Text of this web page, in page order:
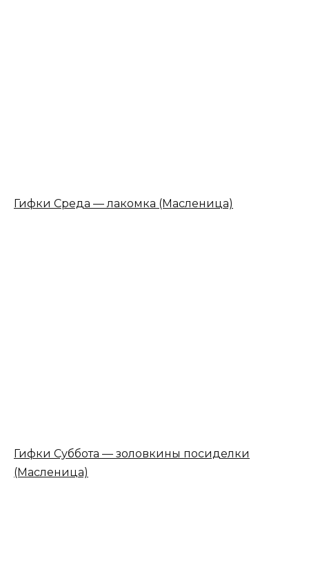
Гифки Среда — лакомка (Масленица)
Гифки Суббота — золовкины посиделки
(Масленица)